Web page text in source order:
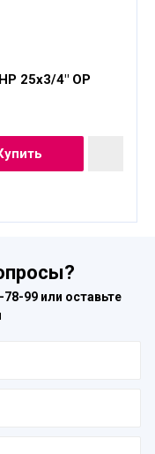
25x3/4" OP
78-99или оставьте